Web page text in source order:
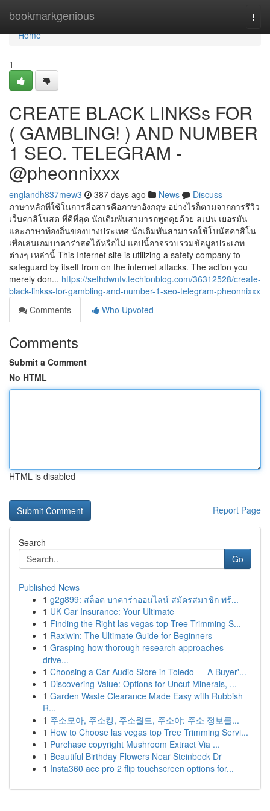
bookmarkgenious
Home
Home
1
CREATE BLACK LINKSs FOR
( GAMBLING! ) AND NUMBER
1 SEO. TELEGRAM -
@pheonnixxx
englandh837mew3 387 days ago News
Discuss
ภาษาหลักที่ใช้ในการสื่อสารคือภาษาอังกฤษ อย่างไรก็ตามจากการรีวิว
เว็บคาสิโนสด ที่ดีที่สุด นักเดิมพันสามารถพูดคุยด้วย สเปน เยอรมัน
และภาษาท้องถิ่นของบางประเทศ นักเดิมพันสามารถใช้โบนัสคาสิโน
เพื่อเล่นเกมบาคาร่าสดได้หรือไม่ แอปนี้อาจรวบรวมข้อมูลประเภท
ต่างๆ เหล่านี้ This Internet site is utilizing a safety company to
safeguard by itself from on the internet attacks. The action you
merely don... https://sethdwnfv.techionblog.com/36312528/create-
black-linkss-for-gambling-and-number-1-seo-telegram-pheonnixxx
Comments
Who Upvoted
Comments
Submit a Comment
No HTML
HTML is disabled
Report Page
Search
Go
Published News
1 g2g899: สล็อต บาคาร่าออนไลน์ สมัครสมาชิก พร้...
1 UK Car Insurance: Your Ultimate
1 Finding the Right las vegas top Tree Trimming S...
1 Raxiwin: The Ultimate Guide for Beginners
1 Grasping how thorough research approaches
drive...
1 Choosing a Car Audio Store in Toledo — A Buyer'...
1 Discovering Value: Options for Uncut Minerals, ...
1 Garden Waste Clearance Made Easy with Rubbish
R...
1 주소모아, 주소킹, 주소월드, 주소야: 주소 정보를...
1 How to Choose las vegas top Tree Trimming Servi...
1 Purchase copyright Mushroom Extract Via ...
1 Beautiful Birthday Flowers Near Steinbeck Dr
1 Insta360 ace pro 2 flip touchscreen options for...